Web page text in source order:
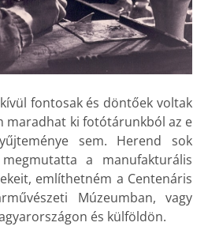
fontosak és döntőek voltak
maradhat ki fotótárunkból az e
sem. Herend sok
a manufakturális
említhetném a Centenáris
Múzeumban, vagy
és külföldön.